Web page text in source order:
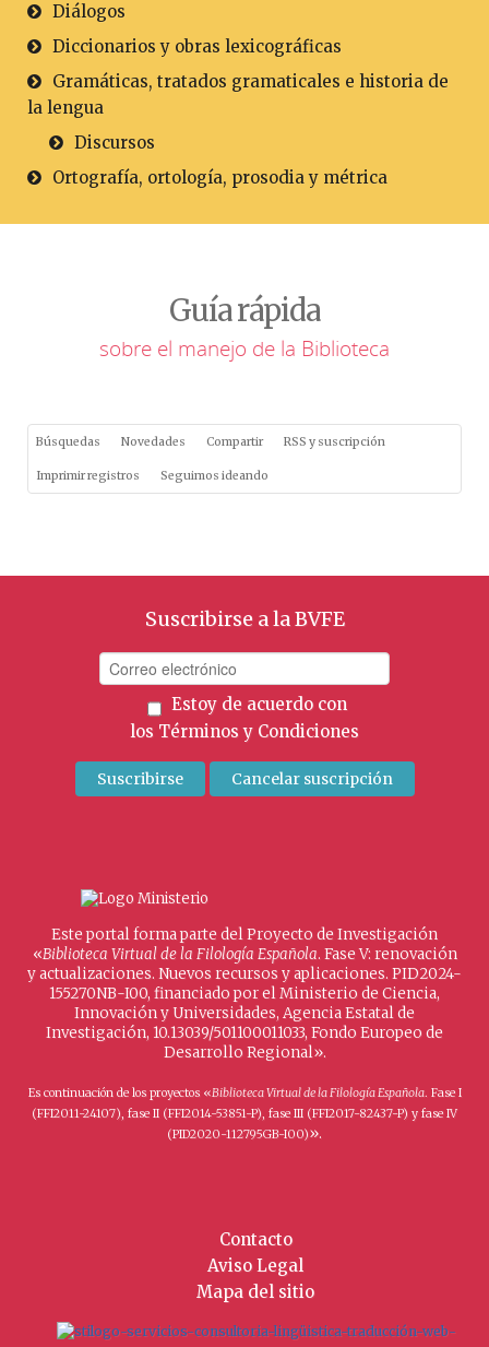
Diálogos
Diccionarios y obras lexicográficas
Gramáticas, tratados gramaticales e historia de
la lengua
Discursos
Ortografía, ortología, prosodia y métrica
Guía rápida
sobre el manejo de la Biblioteca
Búsquedas Novedades Compartir RSS y suscripción
Imprimir registros Seguimos ideando
Suscribirse a la BVFE
Estoy de acuerdo con
los Términos y Condiciones
Este portal forma parte del Proyecto de Investigación
«Biblioteca Virtual de la Filología Española. Fase V: renovación
y actualizaciones. Nuevos recursos y aplicaciones. PID2024-
155270NB-I00, financiado por el Ministerio de Ciencia,
Innovación y Universidades, Agencia Estatal de
Investigación, 10.13039/501100011033, Fondo Europeo de
Desarrollo Regional».
Es continuación de los proyectos «Biblioteca Virtual de la Filología Española. Fase I
(FFI2011-24107), fase II (FFI2014-53851-P), fase III (FFI2017-82437-P) y fase IV
(PID2020-112795GB-I00)».
Contacto
Aviso Legal
Mapa del sitio